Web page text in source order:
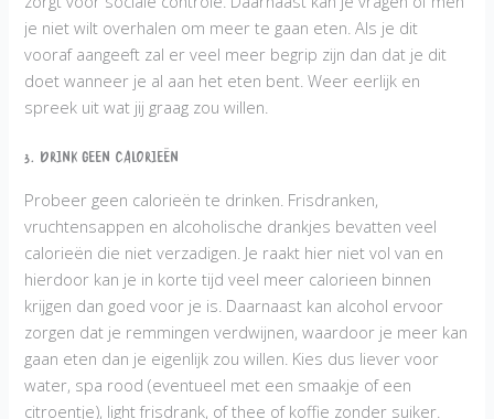
je niet wilt overhalen om meer te gaan eten. Als je dit
vooraf aangeeft zal er veel meer begrip zijn dan dat je dit
doet wanneer je al aan het eten bent. Weer eerlijk en
spreek uit wat jij graag zou willen.
3. Drink geen calorieën
Probeer geen calorieën te drinken. Frisdranken,
vruchtensappen en alcoholische drankjes bevatten veel
calorieën die niet verzadigen. Je raakt hier niet vol van en
hierdoor kan je in korte tijd veel meer calorieen binnen
krijgen dan goed voor je is. Daarnaast kan alcohol ervoor
zorgen dat je remmingen verdwijnen, waardoor je meer kan
gaan eten dan je eigenlijk zou willen. Kies dus liever voor
water, spa rood (eventueel met een smaakje of een
citroentje), light frisdrank, of thee of koffie zonder suiker.